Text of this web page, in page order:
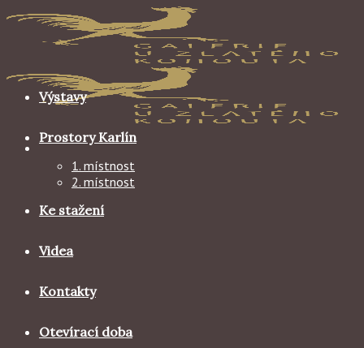
Skip
content
Výstavy
Prostory Karlín
1. místnost
2. místnost
Ke stažení
Videa
Kontakty
Otevírací doba